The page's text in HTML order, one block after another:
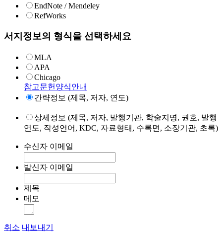
EndNote / Mendeley
RefWorks
서지정보의 형식을 선택하세요
MLA
APA
Chicago
참고문헌양식안내
간략정보 (제목, 저자, 연도)
상세정보 (제목, 저자, 발행기관, 학술지명, 권호, 발행
연도, 작성언어, KDC, 자료형태, 수록면, 소장기관, 초록)
수신자 이메일
발신자 이메일
제목
메모
취소 내보내기